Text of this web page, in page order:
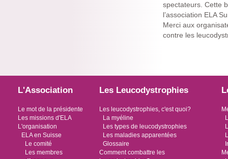
spectateurs. Cette
l’association ELA
Merci aux
contre les
L'Association
Le mot de la présidente
Les missions d'ELA
L'organisation
ELA en Suisse
Le comité
Les membres
Les Leucodystrophies
Les leucodystrophies, c'est quoi?
La myéline
Les types de leucodystrophies
Les maladies apparentées
Glossaire
Comment combattre les